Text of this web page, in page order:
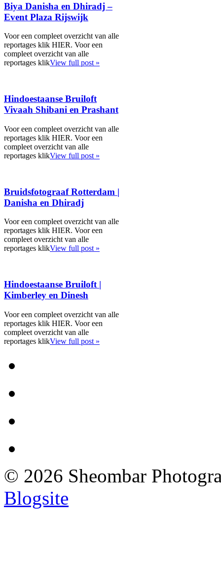
Biya Danisha en Dhiradj –
Event Plaza Rijswijk
Voor een compleet overzicht van alle
reportages klik HIER. Voor een
compleet overzicht van alle
reportages klikView full post »
Hindoestaanse Bruiloft
Vivaah Shibani en Prashant
Voor een compleet overzicht van alle
reportages klik HIER. Voor een
compleet overzicht van alle
reportages klikView full post »
Bruidsfotograaf Rotterdam |
Danisha en Dhiradj
Voor een compleet overzicht van alle
reportages klik HIER. Voor een
compleet overzicht van alle
reportages klikView full post »
Hindoestaanse Bruiloft |
Kimberley en Dinesh
Voor een compleet overzicht van alle
reportages klik HIER. Voor een
compleet overzicht van alle
reportages klikView full post »
© 2026 Sheombar
Blogsite